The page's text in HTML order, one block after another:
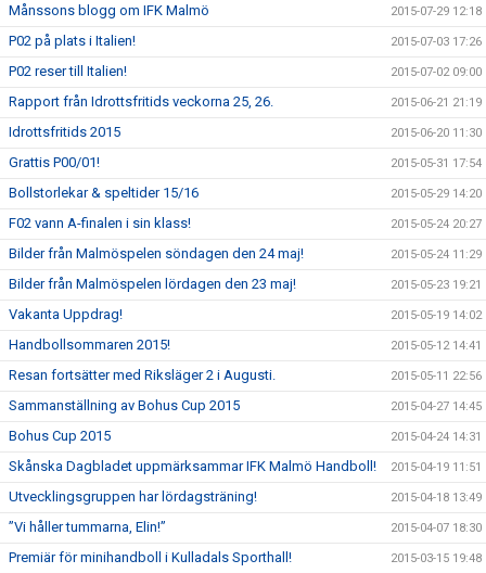
Månssons blogg om IFK Malmö 2015-07-29 12:18
P02 på plats i Italien! 2015-07-03 17:26
P02 reser till Italien! 2015-07-02 09:00
Rapport från Idrottsfritids veckorna 25, 26. 2015-06-21 21:19
Idrottsfritids 2015 2015-06-20 11:30
Grattis P00/01! 2015-05-31 17:54
Bollstorlekar & speltider 15/16 2015-05-29 14:20
F02 vann A-finalen i sin klass! 2015-05-24 20:27
Bilder från Malmöspelen söndagen den 24 maj! 2015-05-24 11:29
Bilder från Malmöspelen lördagen den 23 maj! 2015-05-23 19:21
Vakanta Uppdrag! 2015-05-19 14:02
Handbollsommaren 2015! 2015-05-12 14:41
Resan fortsätter med Riksläger 2 i Augusti. 2015-05-11 22:56
Sammanställning av Bohus Cup 2015 2015-04-27 14:45
Bohus Cup 2015 2015-04-24 14:31
Skånska Dagbladet uppmärksammar IFK Malmö Handboll! 2015-04-19 11:51
Utvecklingsgruppen har lördagsträning! 2015-04-18 13:49
”Vi håller tummarna, Elin!” 2015-04-07 18:30
Premiär för minihandboll i Kulladals Sporthall! 2015-03-15 19:48